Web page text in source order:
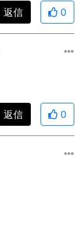
返信 0
返信 0